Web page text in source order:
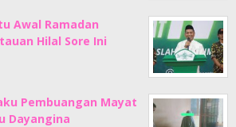
Awal Ramadan
Hilal Sore Ini
Pembuangan Mayat
Dayangina